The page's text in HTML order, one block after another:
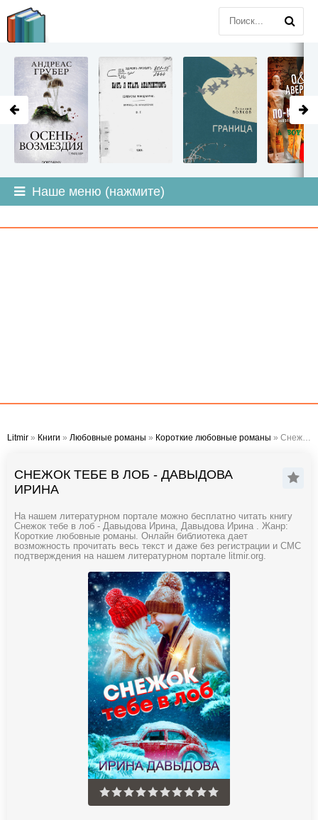
Наше меню (нажмите)
Litmir » Книги » Любовные романы » Короткие любовные романы » Снежок тебе в лоб - Давыдова Ирина
СНЕЖОК ТЕБЕ В ЛОБ - ДАВЫДОВА
ИРИНА
На нашем литературном портале можно бесплатно читать книгу
Снежок тебе в лоб - Давыдова Ирина, Давыдова Ирина . Жанр:
Короткие любовные романы. Онлайн библиотека дает
возможность прочитать весь текст и даже без регистрации и СМС
подтверждения на нашем литературном портале litmir.org.
LITMIR.ORG